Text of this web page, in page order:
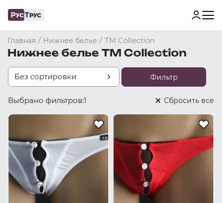
Главная / Нижнее белье / TM Collection
Нижнее белье TM Collection
Без сортировки Фильтр
Выбрано фильтров:1 Cбросить все